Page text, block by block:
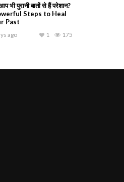
भी पुरानी बातों से हैं परेशान?
Steps to Heal
Past
ago 175
1